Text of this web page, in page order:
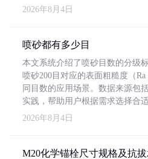
2026年8月4日
喷砂都有多少目
本文系统介绍了喷砂目数的分级
喷砂200目对应的表面粗糙度（
同目数的应用场景。数据来源包
实践，帮助用户根据需求选择合
2026年8月4日
M20化学锚栓尺寸规格及抗